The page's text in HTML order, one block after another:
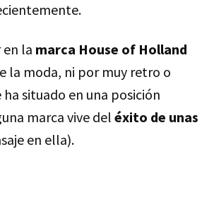
en la marca House of Holland
la moda, ni por muy retro o
situado en una posición
marca vive del éxito de unas
en ella).